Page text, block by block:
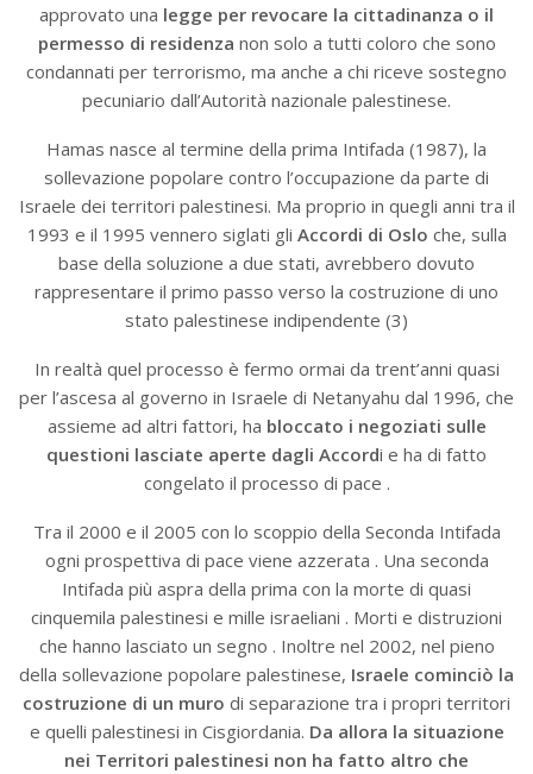
approvato una legge per revocare la cittadinanza o il
permesso di residenza non solo a tutti coloro che sono
condannati per terrorismo, ma anche a chi riceve sostegno
pecuniario dall’Autorità nazionale palestinese.
Hamas nasce al termine della prima Intifada (1987), la
sollevazione popolare contro l’occupazione da parte di
Israele dei territori palestinesi. Ma proprio in quegli anni tra il
1993 e il 1995 vennero siglati gli Accordi di Oslo che, sulla
base della soluzione a due stati, avrebbero dovuto
rappresentare il primo passo verso la costruzione di uno
stato palestinese indipendente (3)
In realtà quel processo è fermo ormai da trent’anni quasi
per l’ascesa al governo in Israele di Netanyahu dal 1996, che
assieme ad altri fattori, ha bloccato i negoziati sulle
questioni lasciate aperte dagli Accordi e ha di fatto
congelato il processo di pace .
Tra il 2000 e il 2005 con lo scoppio della Seconda Intifada
ogni prospettiva di pace viene azzerata . Una seconda
Intifada più aspra della prima con la morte di quasi
cinquemila palestinesi e mille israeliani . Morti e distruzioni
che hanno lasciato un segno . Inoltre nel 2002, nel pieno
della sollevazione popolare palestinese, Israele cominciò la
costruzione di un muro di separazione tra i propri territori
e quelli palestinesi in Cisgiordania. Da allora la situazione
nei Territori palestinesi non ha fatto altro che